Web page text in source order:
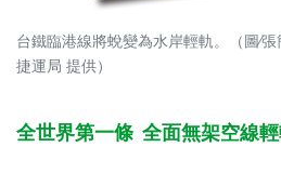
台鐵臨港線將蛻變為水岸輕軌。（圖∕張
捷運局 提供）
全世界第一條 全面無架空線